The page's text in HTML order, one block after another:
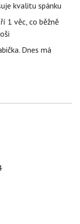
kvalitu spánku
1 věc, co běžně
Dnes má